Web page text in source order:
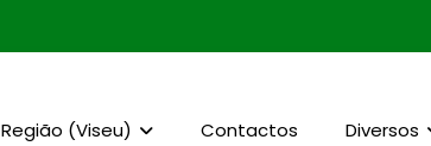
Região (Viseu) Contactos Diversos